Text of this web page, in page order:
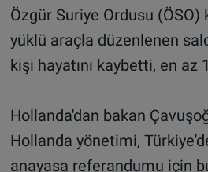
Özgür Suriye Ordusu (ÖSO)
yüklü araçla düzenlenen
kişi hayatını kaybetti, en az
Hollanda'dan bakan
Hollanda yönetimi,
anayasa referandumu için